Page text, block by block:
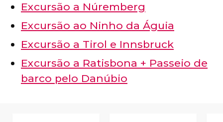
Excursão a Núremberg
Excursão ao Ninho da Águia
Excursão a Tirol e Innsbruck
Excursão a Ratisbona + Passeio de
barco pelo Danúbio